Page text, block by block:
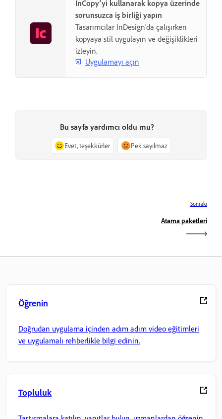
InCopy'yi kullanarak kopya üzerinde
sorunsuzca iş birliği yapın
Tasarımcılar InDesign'da çalışırken
kopyaya stil uygulayın ve değişiklikleri
izleyin.
Uygulamayı açın
Bu sayfa yardımcı oldu mu?
Evet, teşekkürler Pek sayılmaz
Sonraki
Atama paketleri
Öğrenin
Doğrudan uygulama içinden adım adım video eğitimleri
ve uygulamalı rehberlikle bilgi edinin.
Topluluk